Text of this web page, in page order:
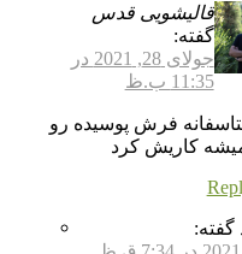
قالیشویی قدس
گفته:
جولای 28, 2021 در
11:35 ب.ظ
فرش پوسیده رو
کاریش کرد
گفته: